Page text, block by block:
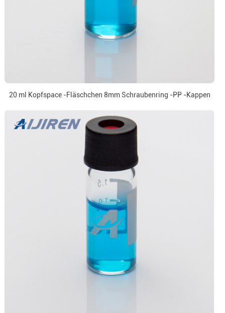
20 ml Kopfspace -Fläschchen 8mm Schraubenring -PP -Kappen